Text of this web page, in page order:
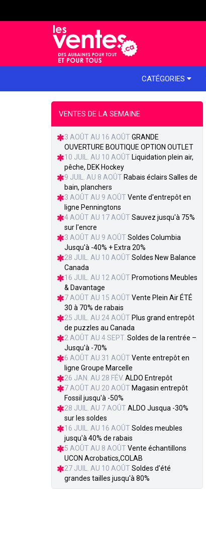
CATÉGORIES
VENTES DE LA SEMAINE
3 AOÛT AU 16 AOÛT GRANDE
OUVERTURE BOUTIQUE OPTION OUTLET
10 JUIL. AU 10 AOÛT Liquidation plein air,
pêche, DEK Hockey
9 JUIL. AU 8 AOÛT Rabais éclairs Salles de
bain, planchers
3 AOÛT AU 9 AOÛT Vente d'entrepôt en
ligne Penningtons
4 AOÛT AU 17 AOÛT Sauvez jusqu'à 75%
sur l'encre
3 AOÛT AU 9 AOÛT Soldes Columbia
Jusqu'à -40% + Extra 20%
28 JUIL. AU 10 AOÛT Soldes New Balance
Canada
16 JUIL. AU 12 AOÛT Promotions Meubles
& Davantage
7 AOÛT AU 15 AOÛT Vente Plein Air ÉTÉ
30 à 70% de rabais
25 JUIL. AU 24 AOÛT Plus grand entrepôt
de puzzles au Canada
2 AOÛT AU 4 SEPT. Soldes de la rentrée –
Jusqu'à -70%
6 AOÛT AU 31 AOÛT Vente entrepôt en
ligne Groupe Marcelle
26 JAN. AU 28 FÉV. ALDO Entrepôt
7 AOÛT AU 20 AOÛT Magasin entrepôt
Fossil jusqu'à -50%
28 JUIL. AU 7 AOÛT ALDO Jusqua -30%
sur les soldes
16 JUIL. AU 16 AOÛT Soldes meubles
jusqu'à 40% de rabais
5 AOÛT AU 8 AOÛT Vente échantillons
UCON Acrobatics,COLAB
27 JUIL. AU 10 AOÛT Soldes d'été
grandes tailles jusqu'à 80%